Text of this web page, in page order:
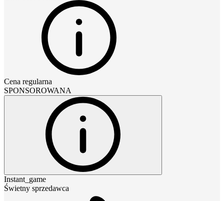
Cena regularna
SPONSOROWANA
Instant_game
Świetny sprzedawca